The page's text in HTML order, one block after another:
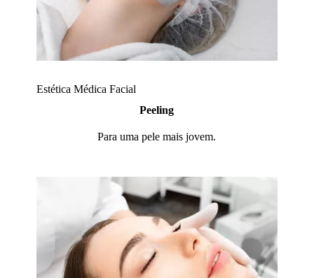
Estética Médica Facial
Peeling
Para uma pele mais jovem.